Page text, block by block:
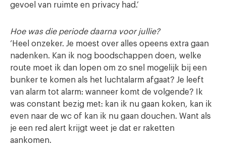
gevoel van ruimte en privacy had.’
Hoe was die periode daarna voor jullie?
‘Heel onzeker. Je moest over alles opeens extra gaan
nadenken. Kan ik nog boodschappen doen, welke
route moet ik dan lopen om zo snel mogelijk bij een
bunker te komen als het luchtalarm afgaat? Je leeft
van alarm tot alarm: wanneer komt de volgende? Ik
was constant bezig met: kan ik nu gaan koken, kan ik
even naar de wc of kan ik nu gaan douchen. Want als
je een red alert krijgt weet je dat er raketten
aankomen.